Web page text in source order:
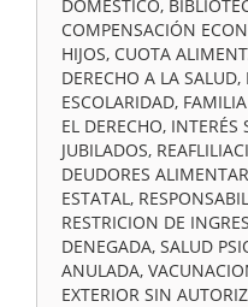
DOMESTICO,
COMPENSACIÓN
HIJOS, CUOTA
DERECHO A LA
ESCOLARIDAD,
EL DERECHO,
JUBILADOS,
DEUDORES
ESTATAL,
RESTRICION DE
DENEGADA, SALUD
ANULADA,
EXTERIOR SIN